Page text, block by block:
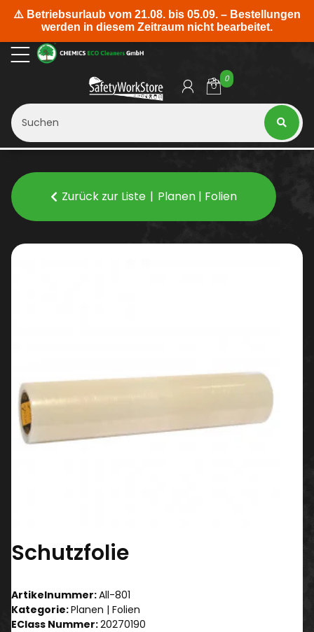
0
Zurück zur Liste Planen | Folien
Schutzfolie
Artikelnummer:All-801
Kategorie:Planen | Folien
EClass Nummer:20270190